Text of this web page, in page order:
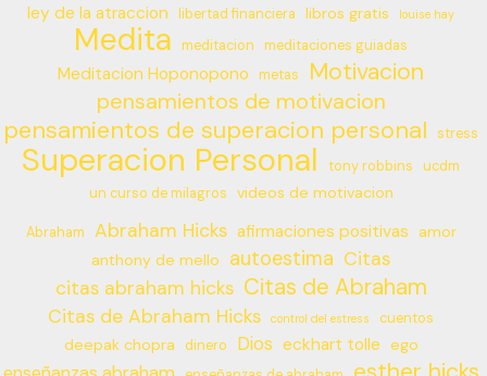
ley de la atraccion libertad financiera libros gratis louise hay
Medita meditacion meditaciones guiadas
Meditacion Hoponopono metas Motivacion
pensamientos de motivacion
pensamientos de superacion personal stress
Superacion Personal tony robbins
ucdm
un curso de milagros
videos de motivacion
Abraham Abraham Hicks afirmaciones positivas
amor
anthony de mello
autoestima Citas
citas abraham hicks Citas de Abraham
Citas de Abraham Hicks control del estress cuentos
deepak chopra dinero Dios eckhart tolle ego